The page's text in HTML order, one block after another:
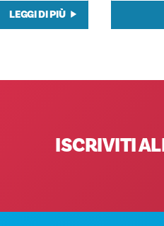
LEGGI DI PIÙ
ISCRIVITI